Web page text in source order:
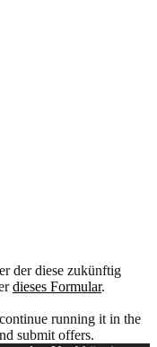
der diese zukünftig
dieses Formular.
running it in the
submit offers.